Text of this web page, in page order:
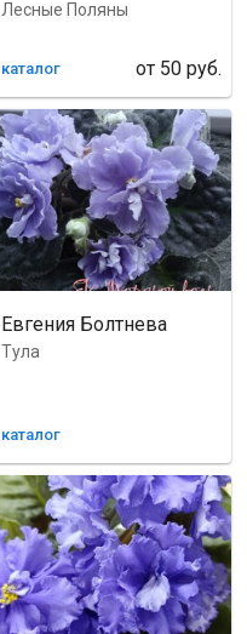
Лесные Поляны
каталог от 50 руб.
Евгения Болтнева
Тула
каталог